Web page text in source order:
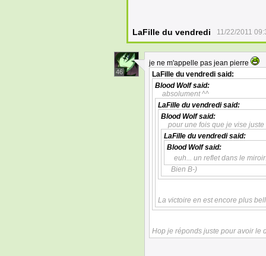
LaFille du vendredi 11/22/2011
46
je ne m'appelle pas jean pierre
LaFille du vendredi said:
Blood Wolfsaid:
absolument ^^
LaFille du vendredisaid:
Blood Wolfsaid:
pour une fois que je vise
LaFille du vendredisaid:
Blood Wolfsaid:
euh... un reflet dans le
Bien B-)
La victoire en est encore plus
Hop je réponds juste pour avoir le